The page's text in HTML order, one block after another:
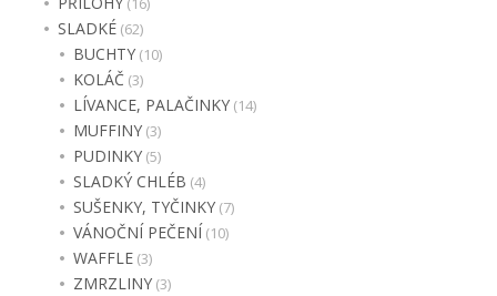
SLADKÉ (62)
BUCHTY (10)
KOLÁČ (3)
LÍVANCE, PALAČINKY (14)
MUFFINY (3)
PUDINKY (5)
SLADKÝ CHLÉB (4)
SUŠENKY, TYČINKY (7)
VÁNOČNÍ PEČENÍ (10)
WAFFLE (3)
ZMRZLINY (3)